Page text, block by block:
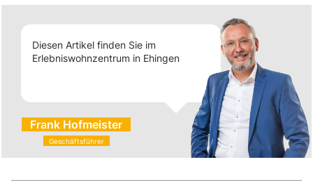
Diesen Artikel finden Sie im
Erlebniswohnzentrum in Ehingen
Frank Hofmeister
Geschäftsführer